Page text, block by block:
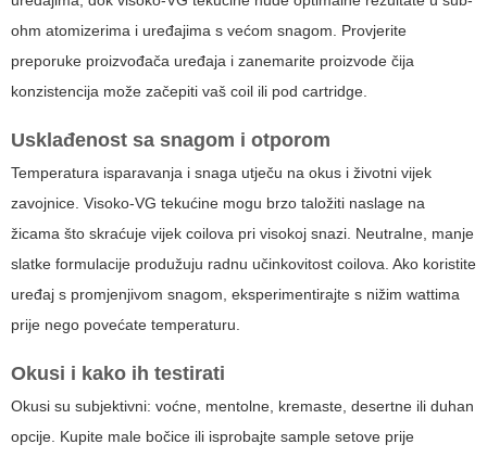
ohm atomizerima i uređajima s većom snagom. Provjerite
preporuke proizvođača uređaja i zanemarite proizvode čija
konzistencija može začepiti vaš coil ili pod cartridge.
Usklađenost sa snagom i otporom
Temperatura isparavanja i snaga utječu na okus i životni vijek
zavojnice. Visoko-VG tekućine mogu brzo taložiti naslage na
žicama što skraćuje vijek coilova pri visokoj snazi. Neutralne, manje
slatke formulacije produžuju radnu učinkovitost coilova. Ako koristite
uređaj s promjenjivom snagom, eksperimentirajte s nižim wattima
prije nego povećate temperaturu.
Okusi i kako ih testirati
Okusi su subjektivni: voćne, mentolne, kremaste, desertne ili duhan
opcije. Kupite male bočice ili isprobajte sample setove prije